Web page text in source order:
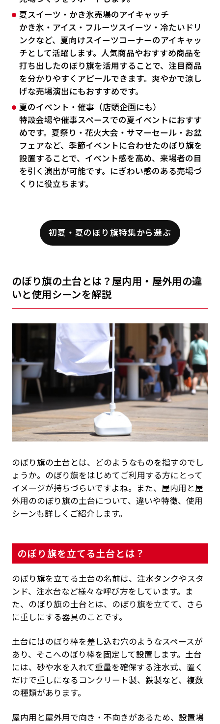
夏スイーツ・かき氷売場のアイキャッチ
かき氷・アイス・フルーツスイーツ・冷たいドリ
ンクなど、夏向けスイーツコーナーのアイキャッ
チとして活躍します。人気商品やおすすめ商品を
打ち出したのぼり旗を活用することで、注目商品
を分かりやすくアピールできます。爽やかで涼し
げな売場演出にもおすすめです。
夏のイベント・催事（店頭企画にも）
特設会場や催事スペースでの夏イベントにおすす
めです。夏祭り・花火大会・サマーセール・お盆
フェアなど、季節イベントに合わせたのぼり旗を
設置することで、イベント感を高め、来場者の目
を引く演出が可能です。にぎわい感のある売場づ
くりに役立ちます。
初夏・夏のぼり旗特集から選ぶ
のぼり旗の土台とは？屋内用・屋外用の違
いと使用シーンを解説
のぼり旗の土台とは、どのようなものを指すのでし
ょうか。のぼり旗をはじめてご利用する方にとって
イメージが持ちづらいですよね。また、屋内用と屋
外用ののぼり旗の土台について、違いや特徴、使用
シーンも詳しくご紹介します。
のぼり旗を立てる土台とは？
のぼり旗を立てる土台の名前は、注水タンクやスタ
ンド、注水台など様々な呼び方をしています。ま
た、のぼり旗の土台とは、のぼり旗を立てて、さら
に重しにする器具のことです。
土台にはのぼり棒を差し込む穴のようなスペースが
あり、そこへのぼり棒を固定して設置します。土台
には、砂や水を入れて重量を確保する注水式、置く
だけで重しになるコンクリート製、鉄製など、複数
の種類があります。
屋内用と屋外用で向き・不向きがあるため、設置場